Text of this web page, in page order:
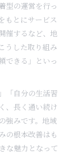
型の運営を行っ
もとにサービス
催するなど、地
うした取り組み
できる」といっ
「自分の生活習
、長く通い続け
強みです。地域
の根本改善はも
な魅力となって